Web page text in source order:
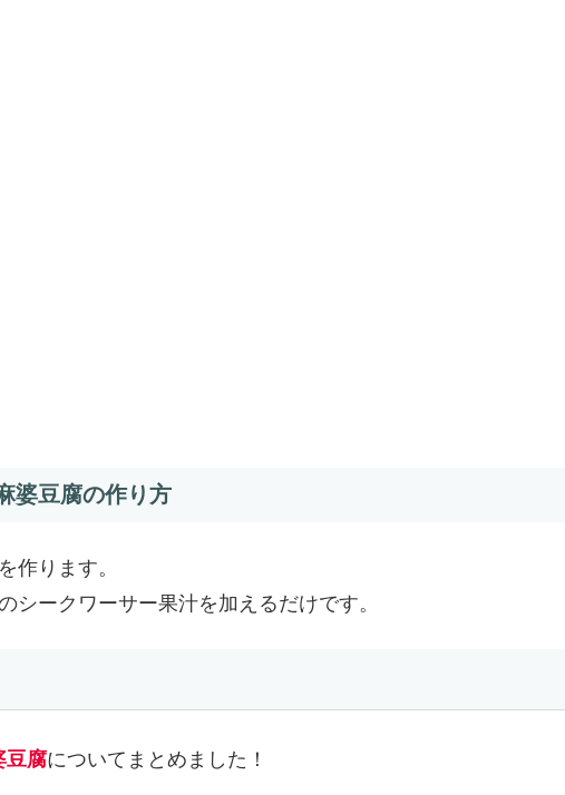
婆豆腐の作り方
作ります。
シークワーサー果汁を加えるだけです。
豆腐についてまとめました！